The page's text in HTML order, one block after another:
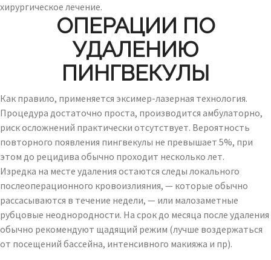
хирургическое лечение.
ОПЕРАЦИИ ПО
УДАЛЕНИЮ
ПИНГВЕКУЛЫ
Как правило, применяется эксимер-лазерная технология.
Процедура достаточно проста, производится амбулаторно,
риск осложнений практически отсутствует. Вероятность
повторного появления пингвекулы не превышает 5%, при
этом до рецидива обычно проходит несколько лет.
Изредка на месте удаления остаются следы локального
послеоперационного кровоизлияния, — которые обычно
рассасываются в течение недели, — или малозаметные
рубцовые неоднородности. На срок до месяца после удаления
обычно рекомендуют щадящий режим (лучше воздержаться
от посещений бассейна, интенсивного макияжа и пр).